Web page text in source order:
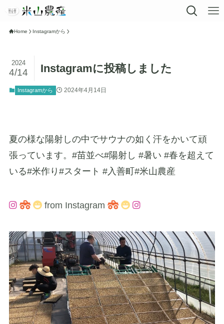
Home Instagramから
Instagramに投稿しました
2024
4/14
Instagramから 2024年4月14日
夏の様な陽射しの中でサウナの如く汗をかいて頑
張っています。#苗並べ#陽射し #暑い #春を超えて
いる#米作り#スタート #入善町#米山農産
from Instagram